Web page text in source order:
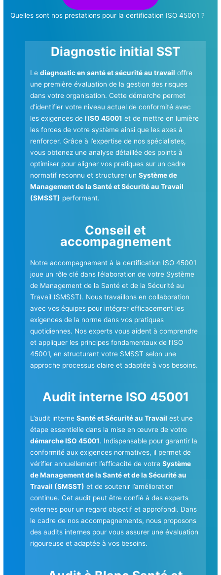
Quelles sont nos prestations pour la certification ISO 45001 ?
Diagnostic initial SST
Lediagnostic en santé et sécurité au travail offre
une première évaluation de la gestion des risques
dans votre organisation. Cette démarche permet
d’identifier votre niveau actuel de conformité avec
les exigences de l’ISO 45001 et de mettre en lumière
les forces de votre système ainsi que les axes à
renforcer. Grâce à l’expertise de nos spécialistes,
vous obtenez une analyse détaillée des points à
optimiser pour aligner vos pratiques sur un cadre
normatif reconnu et structurer unSystème de
Management de la Santé et Sécurité au Travail
(SMSST) performant.
Conseil et
accompagnement
Notre accompagnement à la certification ISO 45001
joue un rôle clé dans l’élaboration de votre Système
de Management de la Santé et de la Sécurité au
Travail (SMSST). Nous travaillons en collaboration
avec vos équipes pour intégrer efficacement les
exigences de la norme dans vos pratiques
quotidiennes. Nos experts vous aident à comprendre
et appliquer les principes fondamentaux de l’ISO
45001, en structurant votre SMSST selon une
approche processus claire et adaptée à vos besoins.
Audit interne ISO 45001
L’audit interneSanté et Sécurité au Travail est une
étape essentielle dans la mise en œuvre de votre
démarche ISO 45001. Indispensable pour garantir la
conformité aux exigences normatives, il permet de
vérifier annuellement l’efficacité de votreSystème
de Management de la Santé et de la Sécurité au
Travail (SMSST) et de soutenir l’amélioration
continue. Cet audit peut être confié à des experts
externes pour un regard objectif et approfondi. Dans
le cadre de nos accompagnements, nous proposons
des audits internes pour vous assurer une évaluation
rigoureuse et adaptée à vos besoins.